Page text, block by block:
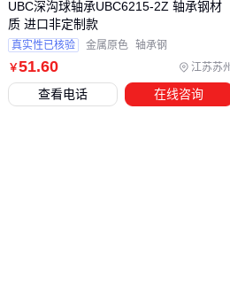
的微损伤，特别是对过盈配合的轴
￥51.60 江苏苏
UBC深沟球轴承UBC6215-2Z 轴承钢材
质 进口非定制款
真实性已核验 金属原色 轴承钢
查看电话 在线咨询